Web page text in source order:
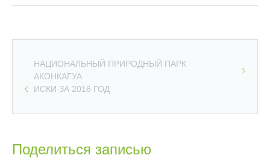
НАЦИОНАЛЬНЫЙ ПРИРОДНЫЙ ПАРК
АКОНКАГУА
ИСКИ ЗА 2016 ГОД
Поделиться записью